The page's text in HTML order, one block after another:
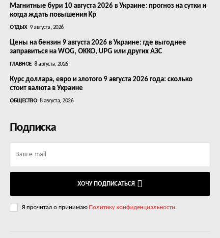
Магнитные бури 10 августа 2026 в Украине: прогноз на сутки и
когда ждать повышения Kp
ОТДЫХ 9 августа, 2026
Цены на бензин 9 августа 2026 в Украине: где выгоднее
заправиться на WOG, OKKO, UPG или других АЗС
ГЛАВНОЕ 8 августа, 2026
Курс доллара, евро и злотого 9 августа 2026 года: сколько
стоит валюта в Украине
ОБЩЕСТВО 8 августа, 2026
Подписка
ХОЧУ ПОДПИСАТЬСЯ
Я прочитал о принимаю Политику конфиденциальности.